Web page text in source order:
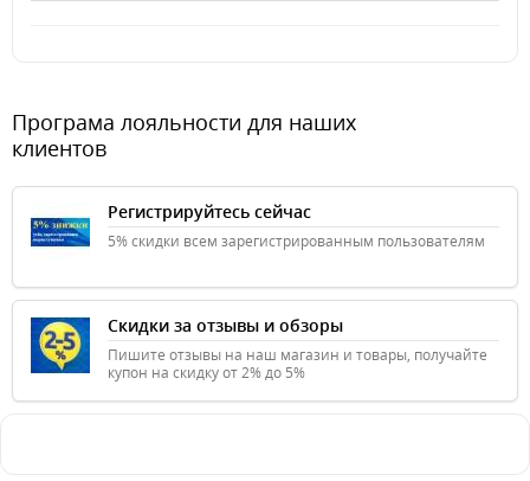
Програма лояльности для наших
клиентов
Регистрируйтесь сейчас
5% скидки всем зарегистрированным пользователям
Скидки за отзывы и обзоры
Пишите отзывы на наш магазин и товары, получайте
купон на скидку от 2% до 5%